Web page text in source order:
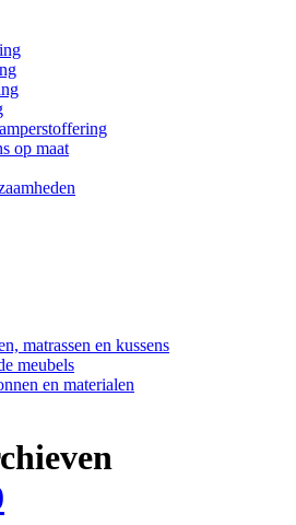
op maat
matrassen en kussens
meubels
en materialen